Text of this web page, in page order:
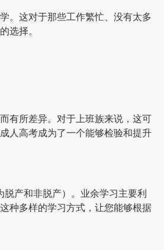
。这对于那些工作繁忙、没有太多
选择。
有所差异。对于上班族来说，这可
人高考成为了一个能够检验和提升
产和非脱产）。业余学习主要利
种多样的学习方式，让您能够根据